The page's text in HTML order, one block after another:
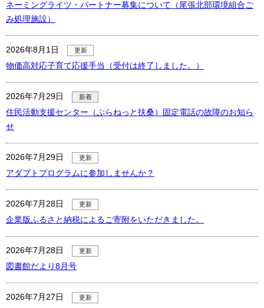
ネーミングライツ・パートナー募集について（尾張北部環境組合ご
み処理施設）
2026年8月1日 更新
物価高対応子育て応援手当（受付は終了しました。）
2026年7月29日 新着
住民活動支援センター（ぷらねっと扶桑）固定電話の故障のお知ら
せ
2026年7月29日 更新
アダプトプログラムに参加しませんか？
2026年7月28日 更新
企業版ふるさと納税によるご寄附をいただきました。
2026年7月28日 更新
図書館だより8月号
2026年7月27日 更新